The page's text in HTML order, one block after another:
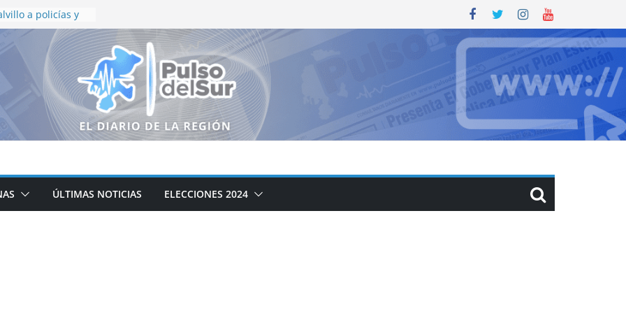
a policías y
Ciudadano
y vales
Calvillo
de Zacatecas en
de drogas y
del delito
preventiva en
para reforzar
de
ÚLTIMAS NOTICIAS ELECCIONES 2024